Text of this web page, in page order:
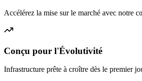
Accélérez la mise sur le marché avec notre
Conçu pour l'Évolutivité
Infrastructure prête à croître dès le premier